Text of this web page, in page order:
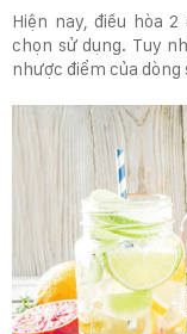
Hiện nay, điều hòa
chọn sử dụng. Tuy
nhược điểm của dòng